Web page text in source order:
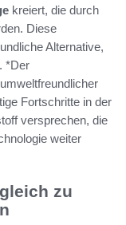
kreiert, die durch
Diese
Alternative,
*Der
Fortschritte in der
versprechen, die
weiter
zu